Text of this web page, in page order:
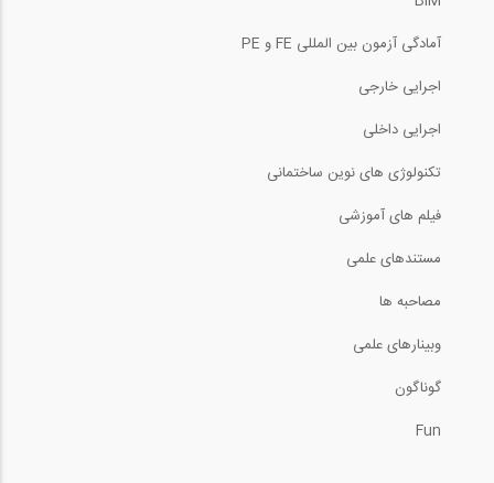
6:58
11:36
آمادگی آزمون بین المللی FE و PE
اجرایی خارجی
اجرایی داخلی
تکنولوژی های نوین ساختمانی
فیلم های آموزشی
مستندهای علمی
مصاحبه ها
وبینارهای علمی
گوناگون
Fun